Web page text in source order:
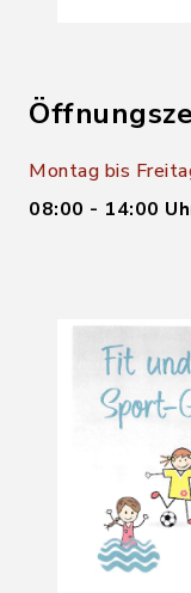
Montag bis
08:00 - 14:00